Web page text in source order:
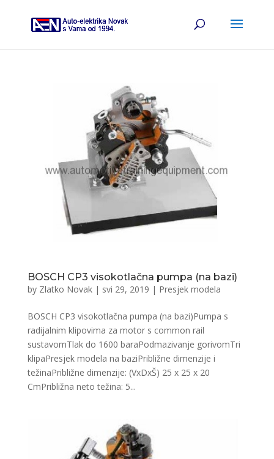
BOSCH CP3 visokotlačna pumpa (na bazi)
by Zlatko Novak| svi 29, 2019 | Presjek modela
BOSCH CP3 visokotlačna pumpa (na bazi)Pumpa s
radijalnim klipovima za motor s common rail
sustavomTlak do 1600 baraPodmazivanje gorivomTri
klipaPresjek modela na baziPribližne dimenzije i
težinaPribližne dimenzije: (VxDxŠ) 25 x 25 x 20
CmPribližna neto težina: 5...